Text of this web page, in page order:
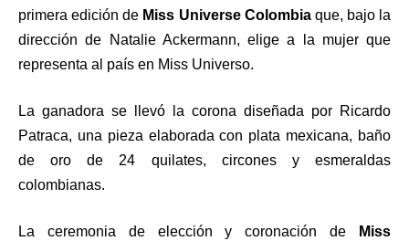
primera edición de Miss Universe Colombiaque, bajo la
dirección de Natalie Ackermann, elige a la mujer que
representa al país en Miss Universo.
La ganadora se llevó la corona diseñada por Ricardo
Patraca, una pieza elaborada con plata mexicana, baño
de oro de 24 quilates, circones y esmeraldas
colombianas.
La ceremonia de elección y coronación de
Miss